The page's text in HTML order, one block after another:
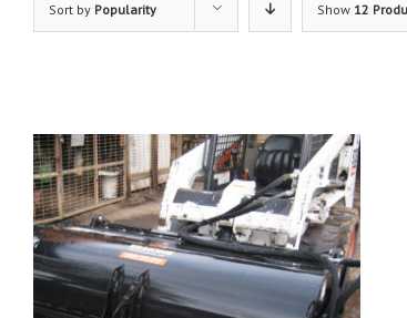
Sort by Popularity Show 12